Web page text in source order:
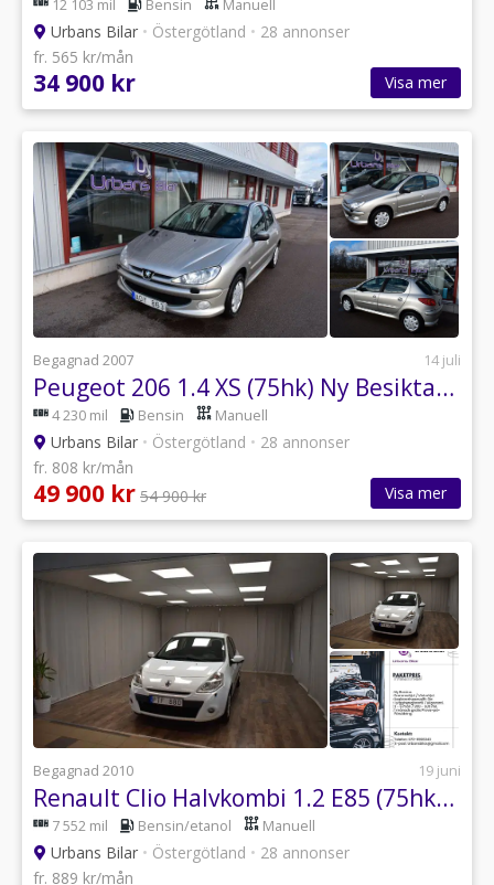
12 103 mil Bensin Manuell
Urbans Bilar • Östergötland • 28 annonser
fr. 565 kr/mån
34 900 kr Visa mer
Begagnad 2007 14 juli
Peugeot 206 1.4 XS (75hk) Ny Besiktad / Ny Kamrem 1 Ägare 3,99%
4 230 mil Bensin Manuell
Urbans Bilar • Östergötland • 28 annonser
fr. 808 kr/mån
49 900 kr 54 900 kr Visa mer
Begagnad 2010 19 juni
Renault Clio Halvkombi 1.2 E85 (75hk) Ny Servad & Besiktad 3,99%
7 552 mil Bensin/etanol Manuell
Urbans Bilar • Östergötland • 28 annonser
fr. 889 kr/mån